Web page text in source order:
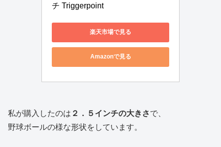
チ Triggerpoint
楽天市場で見る
Amazonで見る
私が購入したのは ２．５インチの大きさで、
野球ボールの様な形状をしています。